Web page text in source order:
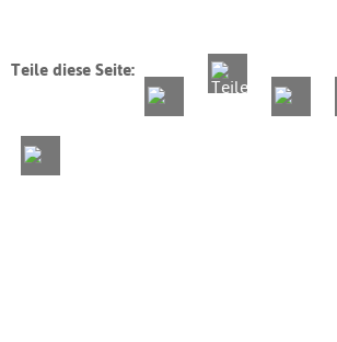
Teile diese Seite: